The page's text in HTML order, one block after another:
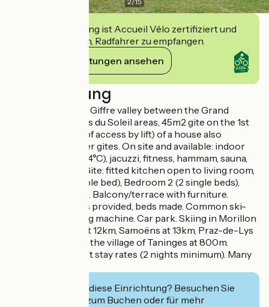
Diese Einrichtung ist Accueil Vélo zertifiziert und
verpflichtet sich, Radfahrer zu empfangen.
Ihre Verpflichtungen ansehen
Beschreibung
In the heart of the Giffre valley between the Grand
Massifs and Portes du Soleil areas, 45m2 gite on the 1st
floor (possibility of access by lift) of a house also
comprising 4 other gites. On site and available: indoor
swimming pool (34°C), jacuzzi, fitness, hammam, sauna,
body care. In the Gite: fitted kitchen open to living room,
Bedroom 1 (1 double bed), Bedroom 2 (2 single beds),
shower room, WC. Balcony/terrace with furniture.
Sheets and towels provided, beds made. Common ski-
room with washing machine. Car park. Skiing in Morillon
at 6km, Les Gets at 12km, Samoëns at 13km, Praz-de-Lys
at 14km. Center of the village of Taninges at 800m.
Possibility of short stay rates (2 nights minimum). Many
Interessiert Sie diese Einrichtung? Besuchen Sie
deren Website zum Buchen oder für mehr